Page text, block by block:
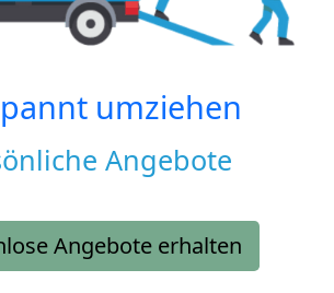
umziehen
Angebote
Angebote erhalten